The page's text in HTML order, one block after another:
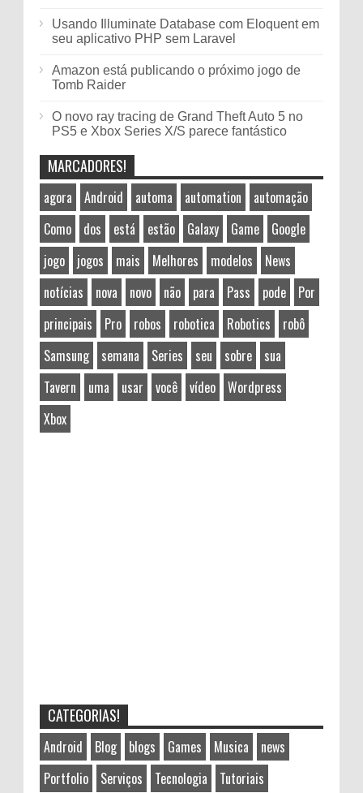
Usando Illuminate Database com Eloquent em
seu aplicativo PHP sem Laravel
Amazon está publicando o próximo jogo de
Tomb Raider
O novo ray tracing de Grand Theft Auto 5 no
PS5 e Xbox Series X/S parece fantástico
MARCADORES!
agora Android automa automation
automação
Como
dos está estão Galaxy Game
Google
jogo
jogos mais Melhores modelos
News
notícias
nova novo não para Pass pode
Por
principais
Pro robos robotica Robotics
robô
Samsung
semana Series seu sobre
sua
Tavern
uma usar você vídeo
Wordpress
Xbox
CATEGORIAS!
Android Blog blogs Games Musica
news
Portfolio
Serviços Tecnologia Tutoriais